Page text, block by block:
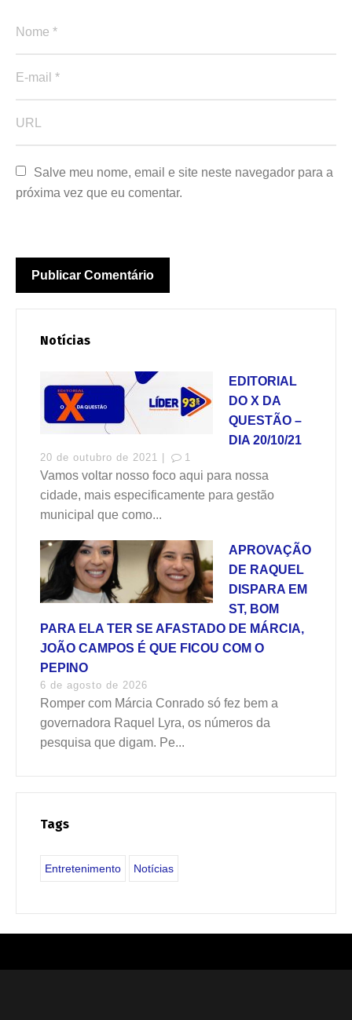
Salve meu nome, email e site neste navegador para a
próxima vez que eu comentar.
Notícias
EDITORIAL
DO X DA
QUESTÃO –
DIA 20/10/21
20 de outubro de 2021 | 1
Vamos voltar nosso foco aqui para nossa
cidade, mais especificamente para gestão
municipal que como...
APROVAÇÃO
DE RAQUEL
DISPARA EM
ST, BOM
PARA ELA TER SE AFASTADO DE MÁRCIA,
JOÃO CAMPOS É QUE FICOU COM O
PEPINO
6 de agosto de 2026
Romper com Márcia Conrado só fez bem a
governadora Raquel Lyra, os números da
pesquisa que digam. Pe...
Tags
Entretenimento Notícias